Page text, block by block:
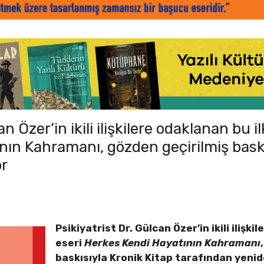
Özer’in ikili ilişkilere odaklanan bu
Kahramanı, gözden geçirilmiş
Psikiyatrist Dr. Gülcan Özer’in ikili
eseriHerkes Kendi Hayatının Kahramanı
baskısıyla Kronik Kitap tarafından